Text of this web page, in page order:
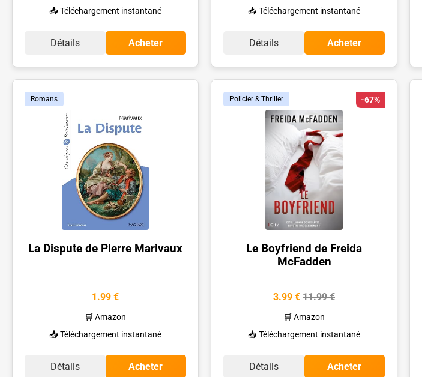
📥 Téléchargement instantané
Détails Acheter
📥 Téléchargement instantané
Détails Acheter
Romans
La Dispute de Pierre Marivaux
1.99 €
🛒 Amazon
📥 Téléchargement instantané
Détails Acheter
Policier & Thriller -67%
Le Boyfriend de Freida
McFadden
3.99 € 11.99 €
🛒 Amazon
📥 Téléchargement instantané
Détails Acheter